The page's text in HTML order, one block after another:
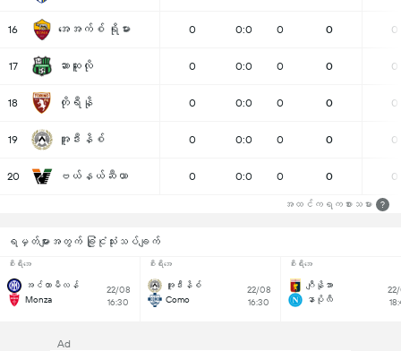
16 အေအက်စ် ရိုမား 0 0:0 0 0 0
17 ဆာဆူလို 0 0:0 0 0 0
18 တိုရီနို 0 0:0 0 0 0
19 အူဒီးနိစ် 0 0:0 0 0 0
20 ဗယ်နယ်ဆီယာ 0 0:0 0 0 0
အထင်ကရကစားသမား ?
ရမှတ်များအတွက် ခြုံငုံသုံးသပ်ချက်
စီးရီးအေ
အင်တာမီလန်
Monza
22/08
16:30
စီးရီးအေ
အူဒီးနိစ်
Como
22/08
16:30
စီးရီးအေ
ဂျီနိုအာ
နာပိုလီ
Ad